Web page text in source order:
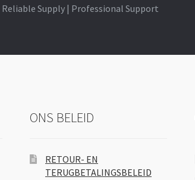
Supply | Professional Support
ONS BELEID
RETOUR- EN
TERUGBETALINGSBELEID